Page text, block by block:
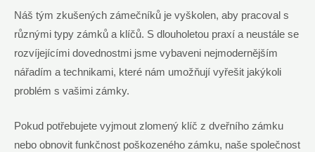
Náš tým zkušených zámečníků je vyškolen, aby pracoval s
různými typy zámků a klíčů. S dlouholetou praxí a neustále se
rozvíjejícími dovednostmi jsme vybaveni nejmodernějším
nářadím a technikami, které nám umožňují vyřešit jakýkoli
problém s vašimi zámky.
Pokud potřebujete vyjmout zlomený klíč z dveřního zámku
nebo obnovit funkčnost poškozeného zámku, naše společnost